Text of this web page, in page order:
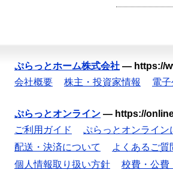
ぷらっとホーム株式会社 — https://
会社概要
株主・投資家情報 電
ぷらっとオンライン — https://
ご利用ガイド
ぷらっとオンライン
配送・決済について
よくあるご質
個人情報取り扱い方針
校費・公費